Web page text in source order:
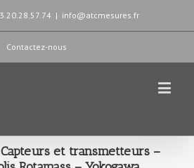
| info@atcmesures.fr
Contactez-nous
et transmetteurs –